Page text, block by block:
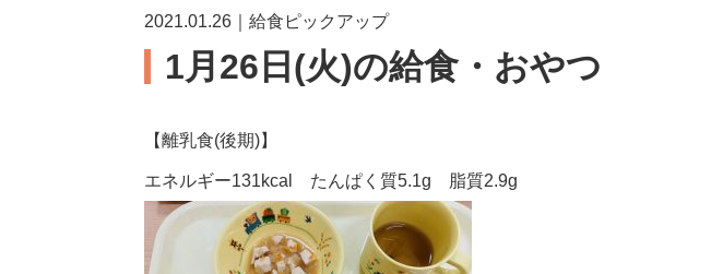
2021.01.26｜給食ピックアップ
1月26日(火)の給食・おやつ
【離乳食(後期)】
エネルギー131kcal たんぱく質5.1g 脂質2.9g